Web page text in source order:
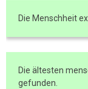
Die Menschheit
Die ältesten
gefunden.